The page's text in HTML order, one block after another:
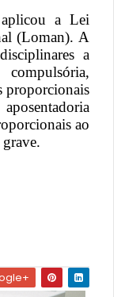
a Lei
(Loman). A
a
compulsória,
proporcionais
ao